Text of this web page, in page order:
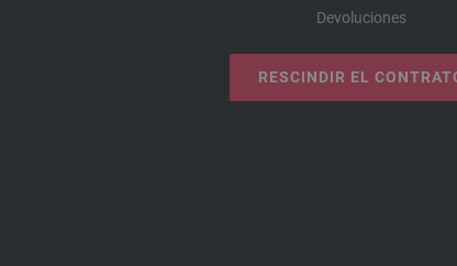
Devoluciones
RESCINDIR EL